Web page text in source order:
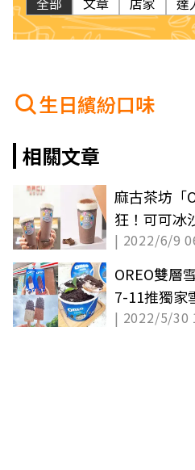
生日繽紛口味
相關文章
麻古茶坊「
狂！可可冰
片，免費送
| 2022/6/9
OREO雙層
7-11推獨家
擬真盆栽冰
| 2022/5/30